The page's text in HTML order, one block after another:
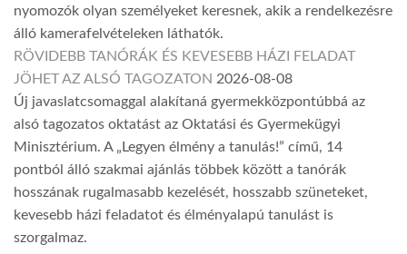
nyomozók olyan személyeket keresnek, akik a rendelkezésre
álló kamerafelvételeken láthatók.
RÖVIDEBB TANÓRÁK ÉS KEVESEBB HÁZI FELADAT
JÖHET AZ ALSÓ TAGOZATON 2026-08-08
Új javaslatcsomaggal alakítaná gyermekközpontúbbá az
alsó tagozatos oktatást az Oktatási és Gyermekügyi
Minisztérium. A „Legyen élmény a tanulás!” című, 14
pontból álló szakmai ajánlás többek között a tanórák
hosszának rugalmasabb kezelését, hosszabb szüneteket,
kevesebb házi feladatot és élményalapú tanulást is
szorgalmaz.